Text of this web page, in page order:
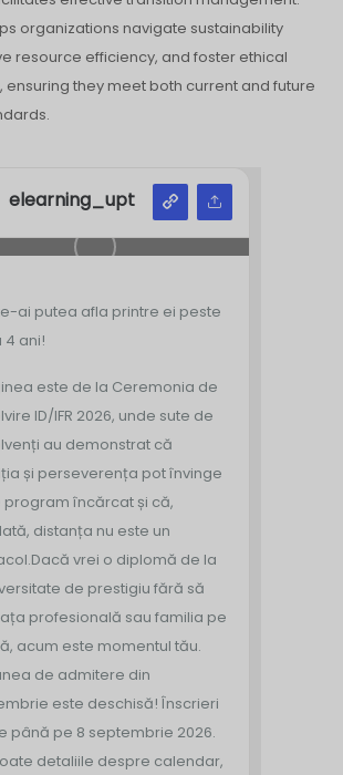
organizations navigate sustainability
resource efficiency, and foster ethical
ensuring they meet both current and future
elearning_upt
ai putea afla printre ei peste
4 ani!
este de la Ceremonia de
ID/IFR 2026, unde sute de
au demonstrat că
și perseverența pot învinge
program încărcat și că,
distanța nu este un
Dacă vrei o diplomă de la
de prestigiu fără să
profesională sau familia pe
acum este momentul tău.
de admitere din
este deschisă! Înscrieri
până pe 8 septembrie 2026.
detaliile despre calendar,